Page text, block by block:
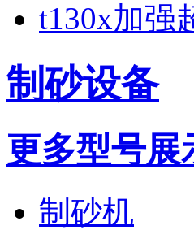
t130x加强
制砂设备
更多型号展
制砂机